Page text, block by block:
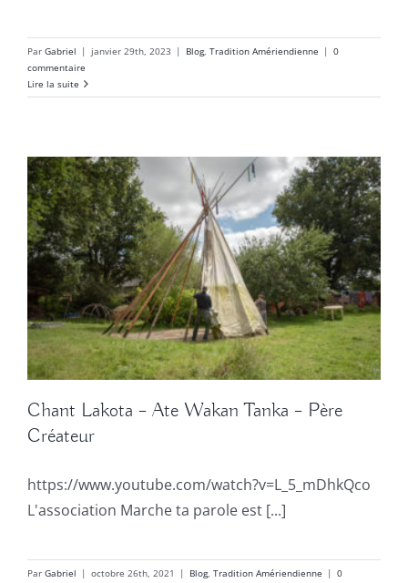
Par Gabriel | janvier 29th, 2023 | Blog, Tradition Amériendienne | 0
commentaire
Lire la suite
Chant Lakota – Ate Wakan Tanka – Père
Créateur
https://www.youtube.com/watch?v=L_5_mDhkQco
L'association Marche ta parole est [...]
Par Gabriel | octobre 26th, 2021 | Blog, Tradition Amériendienne | 0